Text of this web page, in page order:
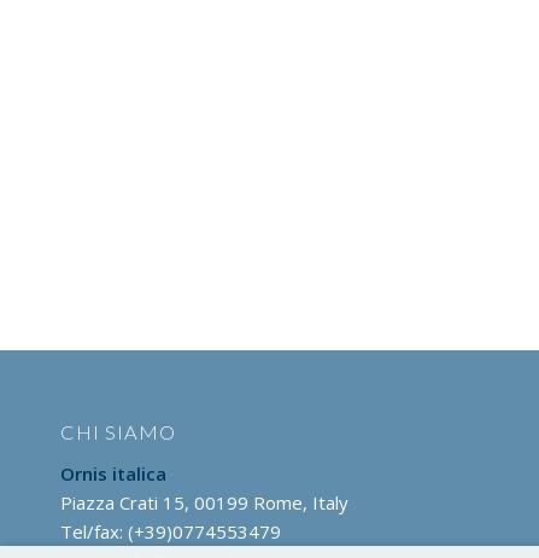
CHI SIAMO
Ornis italica
Piazza Crati 15, 00199 Rome, Italy
Tel/fax: (+39)0774553479